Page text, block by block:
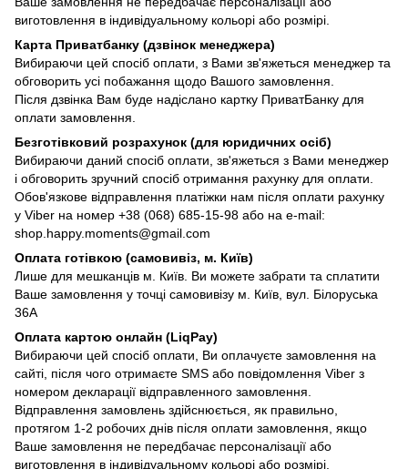
виготовлення в індивідуальному кольорі або розмірі.
Карта Приватбанку (дзвінок менеджера)
Вибираючи цей спосіб оплати, з Вами зв'яжеться менеджер та
обговорить усі побажання щодо Вашого замовлення.
Після дзвінка Вам буде надіслано картку ПриватБанку для
оплати замовлення.
Безготівковий розрахунок (для юридичних осіб)
Вибираючи даний спосіб оплати, зв'яжеться з Вами менеджер
і обговорить зручний спосіб отримання рахунку для оплати.
Обов'язкове відправлення платіжки нам після оплати рахунку
у Viber на номер +38 (068) 685-15-98 або на e-mail:
shop.happy.moments@gmail.com
Оплата готівкою (самовивіз, м. Київ)
Лише для мешканців м. Київ. Ви можете забрати та сплатити
Ваше замовлення у точці самовивізу м. Київ, вул. Білоруська
36А
Оплата картою онлайн (LiqPay)
Вибираючи цей спосіб оплати, Ви оплачуєте замовлення на
сайті, після чого отримаєте SMS або повідомлення Viber з
номером декларації відправленного замовлення.
Відправлення замовлень здійснюється, як правильно,
протягом 1-2 робочих днів після оплати замовлення, якщо
Ваше замовлення не передбачає персоналізації або
виготовлення в індивідуальному кольорі або розмірі.